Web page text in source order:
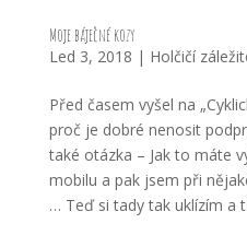
Moje báječné kozy
Led 3, 2018 | Holčičí
Před časem vyšel na
proč je dobré nenosit
také otázka – Jak to máte
mobilu a pak jsem při
… Teď si tady tak uklízím a